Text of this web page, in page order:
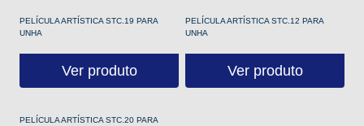
PELÍCULA ARTÍSTICA STC.19 PARA
UNHA
Ver produto
PELÍCULA ARTÍSTICA STC.12 PARA
UNHA
Ver produto
PELÍCULA ARTÍSTICA STC.20 PARA